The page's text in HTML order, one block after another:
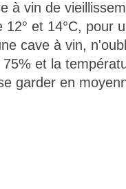
à vin de
et 14°C, pour
cave à vin,
et la
garder en